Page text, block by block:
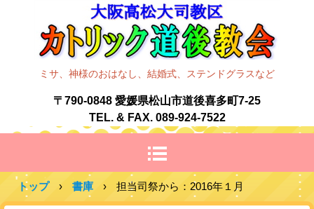
ミサ、神様のおはなし、結婚式、ステンドグラスなど
〒790-0848 愛媛県松山市道後喜多町7-25
TEL. & FAX. 089-924-7522
トップ › 書庫 › 担当司祭から：2016年１月